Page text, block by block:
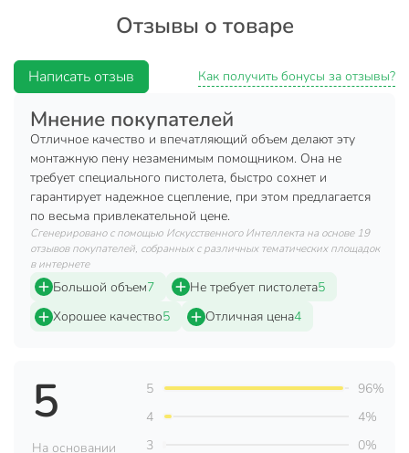
Термостойкость: да;
Тип применения: ручной;
Максимальная температура применения: +30;
Объем: 0.7 л.
Техническая информация
Объем, мл
Минимальная температура
эксплуатации, °C
Максимальная температура
35 °C
Время полного высыхания, ч
Отзывы о товаре
Написать отзыв Как получить бонусы за отзывы?
Мнение покупателей
Отличное качество и впечатляющий объем делают эту
монтажную пену незаменимым помощником. Она не
требует специального пистолета, быстро сохнет и
гарантирует надежное сцепление, при этом предлагается
по весьма привлекательной цене.
Сгенерировано с помощью Искусственного Интеллекта на основе 19
отзывов покупателей, собранных с различных тематических площадок
в интернете
Большой объем7 Не требует пистолета5
Хорошее качество5 Отличная цена4
5
На основании
5
96%
4
4%
3
0%